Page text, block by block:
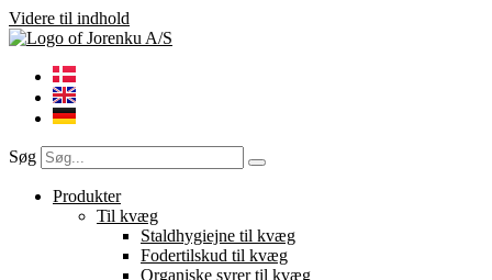
Videre til indhold
Søg
Produkter
Til kvæg
Staldhygiejne til kvæg
Fodertilskud til kvæg
Organiske syrer til kvæg